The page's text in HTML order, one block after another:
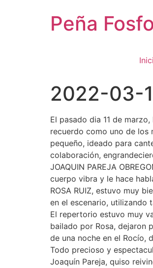
Peña
2022-03-
El pasado dia 11 de
recuerdo como uno de los
pequeño, ideado para
colaboración,
JOAQUIN PAREJA
cuerpo vibra y le hace
ROSA RUIZ, estuvo muy
en el escenario, utilizando
El repertorio estuvo muy
bailado por Rosa, dejaron
de una noche en el Rocío,
Todo precioso y
Joaquín Pareja, quiso